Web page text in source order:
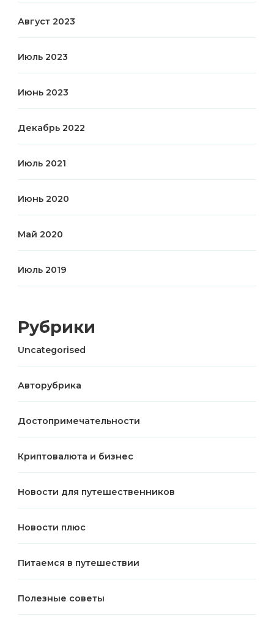
Август 2023
Июль 2023
Июнь 2023
Декабрь 2022
Июль 2021
Июнь 2020
Май 2020
Июль 2019
Рубрики
Uncategorised
Авторубрика
Достопримечательности
Криптовалюта и бизнес
Новости для путешественников
Новости плюс
Питаемся в путешествии
Полезные советы